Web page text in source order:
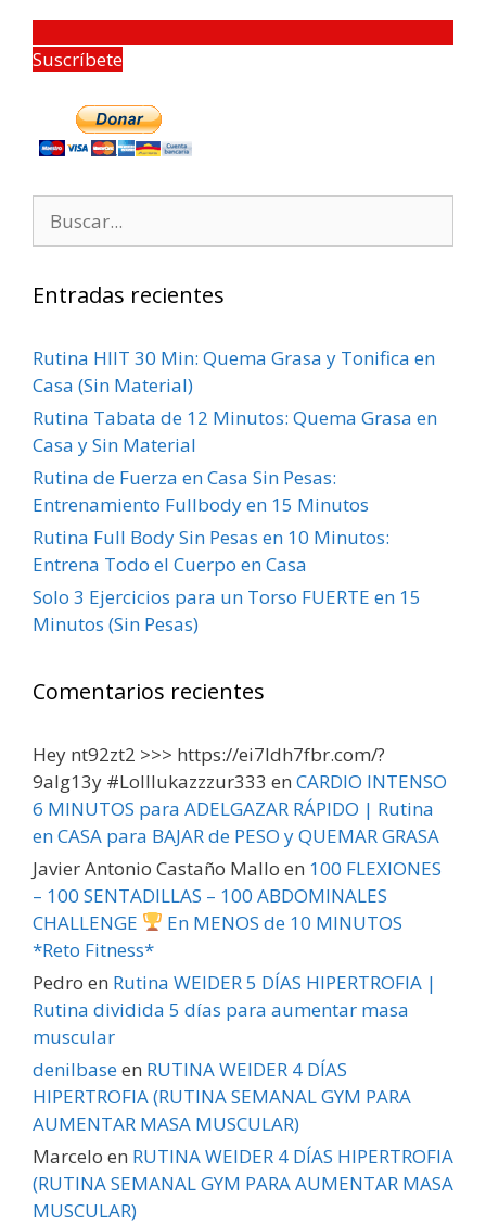
Suscríbete
Entradas recientes
Rutina HIIT 30 Min: Quema Grasa y Tonifica en
Casa (Sin Material)
Rutina Tabata de 12 Minutos: Quema Grasa en
Casa y Sin Material
Rutina de Fuerza en Casa Sin Pesas:
Entrenamiento Fullbody en 15 Minutos
Rutina Full Body Sin Pesas en 10 Minutos:
Entrena Todo el Cuerpo en Casa
Solo 3 Ejercicios para un Torso FUERTE en 15
Minutos (Sin Pesas)
Comentarios recientes
Hey nt92zt2 >>> https://ei7ldh7fbr.com/?
9alg13y #Lolllukazzzur333 en CARDIO INTENSO
6 MINUTOS para ADELGAZAR RÁPIDO | Rutina
en CASA para BAJAR de PESO y QUEMAR GRASA
Javier Antonio Castaño Mallo en 100 FLEXIONES
– 100 SENTADILLAS – 100 ABDOMINALES
CHALLENGE
En MENOS de 10 MINUTOS
*Reto Fitness*
Pedro en Rutina WEIDER 5 DÍAS HIPERTROFIA |
Rutina dividida 5 días para aumentar masa
muscular
denilbaseen RUTINA WEIDER 4 DÍAS
HIPERTROFIA (RUTINA SEMANAL GYM PARA
AUMENTAR MASA MUSCULAR)
Marcelo en RUTINA WEIDER 4 DÍAS HIPERTROFIA
(RUTINA SEMANAL GYM PARA AUMENTAR MASA
MUSCULAR)